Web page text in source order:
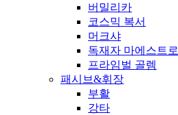
버밀리카
코스믹 복서
머크샤
독재자 마에스트로
프라임벌 골렘
패시브&휘장
부활
강타